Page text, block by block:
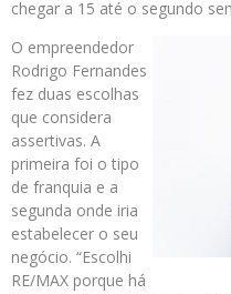
chegar a 15 até o segundo
O empreendedor
Rodrigo Fernandes
fez duas escolhas
que considera
assertivas. A
primeira foi o tipo
de franquia e a
segunda onde iria
estabelecer o seu
negócio. “Escolhi
RE/MAX porque há